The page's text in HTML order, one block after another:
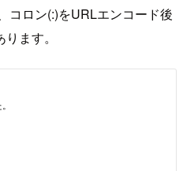
コロン(:)をURLエンコード後
ます。